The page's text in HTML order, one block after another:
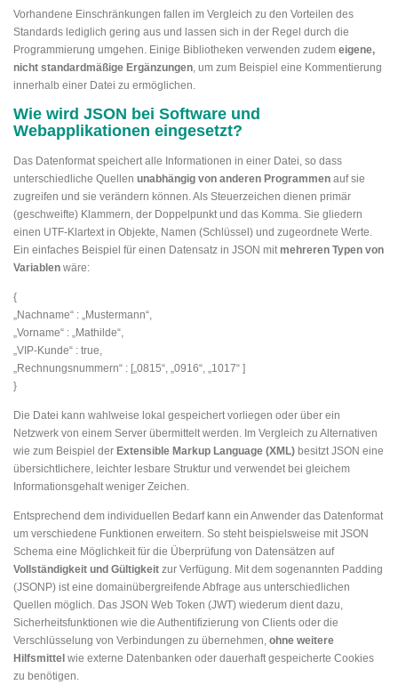
Vorhandene Einschränkungen fallen im Vergleich zu den Vorteilen des
Standards lediglich gering aus und lassen sich in der Regel durch die
Programmierung umgehen. Einige Bibliotheken verwenden zudem eigene,
nicht standardmäßige Ergänzungen, um zum Beispiel eine Kommentierung
innerhalb einer Datei zu ermöglichen.
Wie wird JSON bei Software und
Webapplikationen eingesetzt?
Das Datenformat speichert alle Informationen in einer Datei, so dass
unterschiedliche Quellen unabhängig von anderen Programmen auf sie
zugreifen und sie verändern können. Als Steuerzeichen dienen primär
(geschweifte) Klammern, der Doppelpunkt und das Komma. Sie gliedern
einen UTF-Klartext in Objekte, Namen (Schlüssel) und zugeordnete Werte.
Ein einfaches Beispiel für einen Datensatz in JSON mit mehreren Typen von
Variablen wäre:
{
„Nachname“ : „Mustermann“,
„Vorname“ : „Mathilde“,
„VIP-Kunde“ : true,
„Rechnungsnummern“ : [„0815“, „0916“, „1017“ ]
}
Die Datei kann wahlweise lokal gespeichert vorliegen oder über ein
Netzwerk von einem Server übermittelt werden. Im Vergleich zu Alternativen
wie zum Beispiel der Extensible Markup Language (XML) besitzt JSON eine
übersichtlichere, leichter lesbare Struktur und verwendet bei gleichem
Informationsgehalt weniger Zeichen.
Entsprechend dem individuellen Bedarf kann ein Anwender das Datenformat
um verschiedene Funktionen erweitern. So steht beispielsweise mit JSON
Schema eine Möglichkeit für die Überprüfung von Datensätzen auf
Vollständigkeit und Gültigkeit zur Verfügung. Mit dem sogenannten Padding
(JSONP) ist eine domainübergreifende Abfrage aus unterschiedlichen
Quellen möglich. Das JSON Web Token (JWT) wiederum dient dazu,
Sicherheitsfunktionen wie die Authentifizierung von Clients oder die
Verschlüsselung von Verbindungen zu übernehmen, ohne weitere
Hilfsmittel wie externe Datenbanken oder dauerhaft gespeicherte Cookies
zu benötigen.